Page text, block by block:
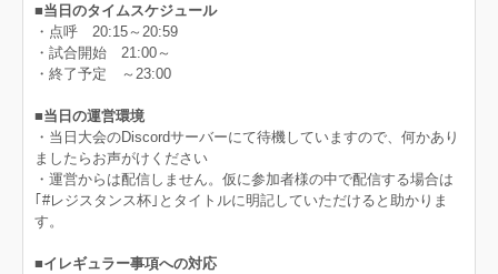
■当日のタイムスケジュール
・点呼 20:15～20:59
・試合開始 21:00～
・終了予定 ～23:00
■当日の運営環境
・当日大会のDiscordサーバーにて待機していますので、何かあり
ましたらお声がけください
・運営からは配信しません。仮に参加者様の中で配信する場合は
｢#レジスタンス杯｣とタイトルに明記していただけると助かりま
す。
■イレギュラー事項への対応